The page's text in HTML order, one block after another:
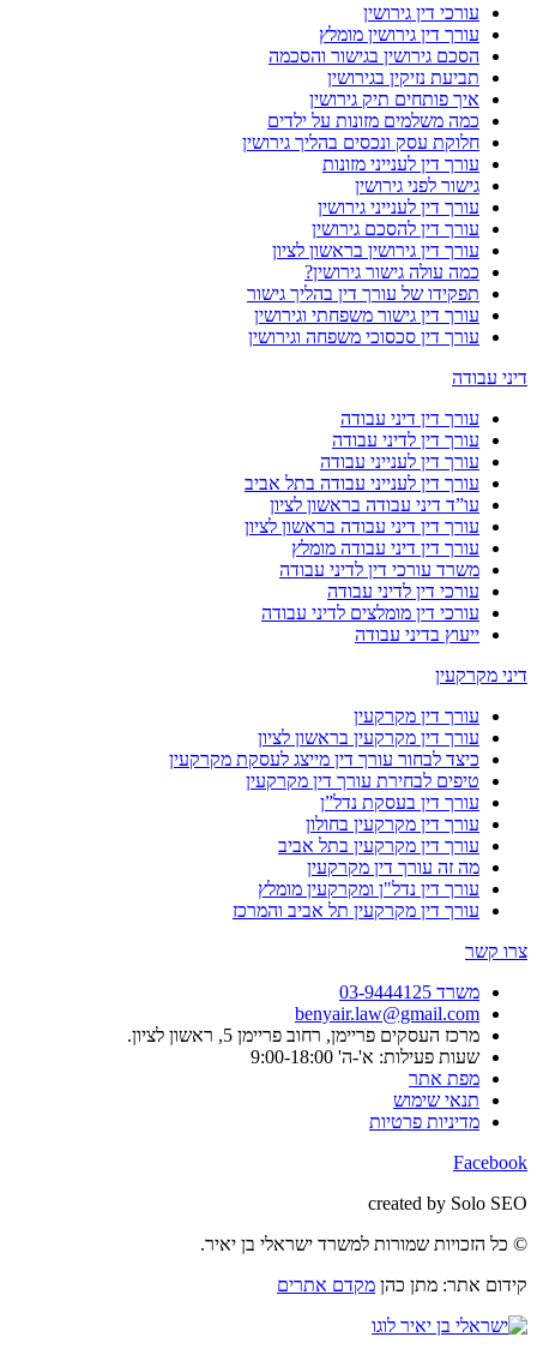
עורכי דין גירושין
עורך דין גירושין מומלץ
הסכם גירושין בגישור והסכמה
תביעת נזיקין בגירושין
איך פותחים תיק גירושין
כמה משלמים מזונות על ילדים
חלוקת עסק ונכסים בהליך גירושין
עורך דין לענייני מזונות
גישור לפני גירושין
עורך דין לענייני גירושין
עורך דין להסכם גירושין
עורך דין גירושין בראשון לציון
כמה עולה גישור גירושין?
תפקידו של עורך דין בהליך גישור
עורך דין גישור משפחתי וגירושין
עורך דין סכסוכי משפחה וגירושין
דיני עבודה
עורך דין דיני עבודה
עורך דין לדיני עבודה
עורך דין לענייני עבודה
עורך דין לענייני עבודה בתל אביב
עו”ד דיני עבודה בראשון לציון
עורך דין דיני עבודה בראשון לציון
עורך דין דיני עבודה מומלץ
משרד עורכי דין לדיני עבודה
עורכי דין לדיני עבודה
עורכי דין מומלצים לדיני עבודה
ייעוץ בדיני עבודה
דיני מקרקעין
עורך דין מקרקעין
עורך דין מקרקעין בראשון לציון
כיצד לבחור עורך דין מייצג לעסקת מקרקעין
טיפים לבחירת עורך דין מקרקעין
עורך דין בעסקת נדל”ן
עורך דין מקרקעין בחולון
עורך דין מקרקעין בתל אביב
מה זה עורך דין מקרקעין
עורך דין נדל"ן ומקרקעין מומלץ
עורך דין מקרקעין תל אביב והמרכז
צרו קשר
משרד 03-9444125
benyair.law@gmail.com
מרכז העסקים פריימן, רחוב פריימן 5, ראשון לציון.
שעות פעילות: א'-ה' 9:00-18:00
מפת אתר
תנאי שימוש
מדיניות פרטיות
Facebook
created by Solo SEO
© כל הזכויות שמורות למשרד ישראלי בן יאיר.
קידום אתר: מתן כהן מקדם אתרים